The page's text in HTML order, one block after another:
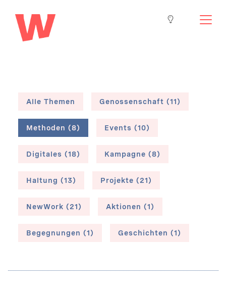
Alle Themen Genossenschaft (11)
Methoden (8) Events (10)
Digitales (18) Kampagne (8)
Haltung (13) Projekte (21)
NewWork (21) Aktionen (1)
Begegnungen (1) Geschichten (1)